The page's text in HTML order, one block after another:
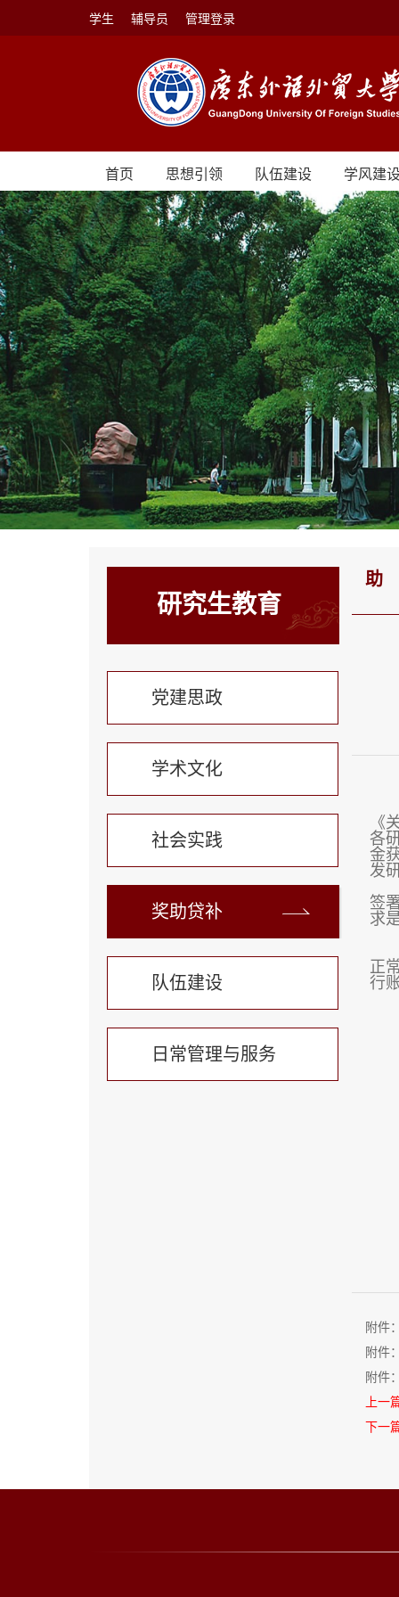
学生 辅导员 管理登录
首页 思想引领 队伍建设 学风建
研究生教育
党建思政
学术文化
社会实践
奖助贷补
队伍建设
日常管理与服务
助
《
各
金
发
签
求
正
行
附件
附件
附件
上一
下一